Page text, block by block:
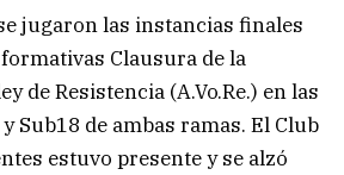
jugaron las instancias finales
Clausura de la
de Resistencia (A.Vo.Re.) en las
Sub18 de ambas ramas. El Club
estuvo presente y se alzó